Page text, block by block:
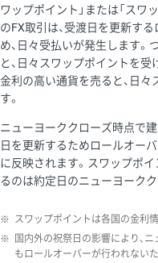
ワップポイント」または「スワ
のFX取引は、受渡日を更新す
め、日々受払いが発生します。
と、日々スワップポイントを受
金利の高い通貨を売ると、日
す。
ニューヨーククローズ時点で
日を更新するためロールオー
に反映されます。スワップポ
るのは約定日のニューヨーク
※ スワップポイントは各国の金利
※
国内外の祝祭日の影響により、
もロールオーバーが行われない